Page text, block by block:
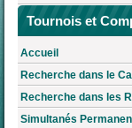
Tournois et
Accueil
Recherche dans le
Recherche dans les
Simultanés